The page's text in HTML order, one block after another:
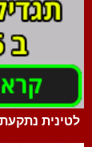
לטינית